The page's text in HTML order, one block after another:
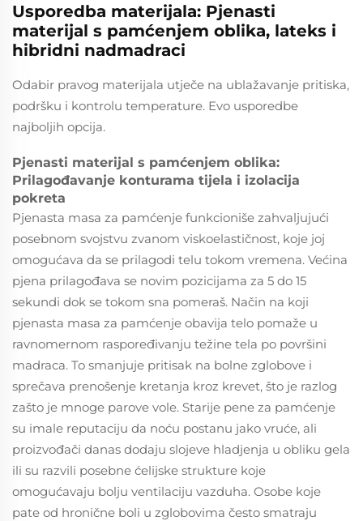
Usporedba materijala: Pjenasti
materijal s pamćenjem oblika, lateks i
hibridni nadmadraci
Odabir pravog materijala utječe na ublažavanje pritiska,
podršku i kontrolu temperature. Evo usporedbe
najboljih opcija.
Pjenasti materijal s pamćenjem oblika:
Prilagođavanje konturama tijela i izolacija
pokreta
Pjenasta masa za pamćenje funkcioniše zahvaljujući
posebnom svojstvu zvanom viskoelastičnost, koje joj
omogućava da se prilagodi telu tokom vremena. Većina
pjena prilagođava se novim pozicijama za 5 do 15
sekundi dok se tokom sna pomeraš. Način na koji
pjenasta masa za pamćenje obavija telo pomaže u
ravnomernom raspoređivanju težine tela po površini
madraca. To smanjuje pritisak na bolne zglobove i
sprečava prenošenje kretanja kroz krevet, što je razlog
zašto je mnoge parove vole. Starije pene za pamćenje
su imale reputaciju da noću postanu jako vruće, ali
proizvođači danas dodaju slojeve hladjenja u obliku gela
ili su razvili posebne ćelijske strukture koje
omogućavaju bolju ventilaciju vazduha. Osobe koje
pate od hronične boli u zglobovima često smatraju